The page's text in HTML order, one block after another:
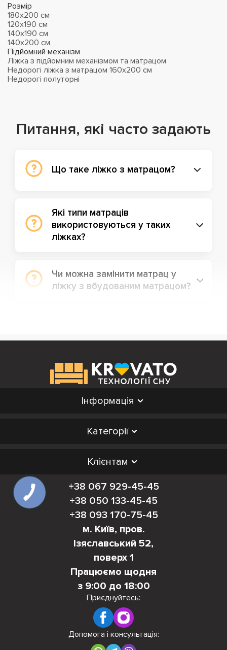
Розмір
180x200 см
120x190 см
140x190 см
140x200 см
Підйомний механізм
Ліжка з підйомним механізмом та матрацом
Недорогі ліжка з матрацом 160x200 см
Недорогі полуторні
Питання, які часто задають
Що таке ліжко з матрацом?
Які типи матраців
використовуються у таких
ліжках?
Чи можна замінити матрац у
ліжку з вбудованим матрацом?
Інформація
Категорії
Клієнтам
+38 067 929-45-45
+38 050 133-45-45
+38 093 170-75-45
м. Київ, пров.
Ізяславський 52,
поверх 1
Працюємо щодня
з 9:00 до 18:00
Приєднуйтесь:
Допомога і консультація: